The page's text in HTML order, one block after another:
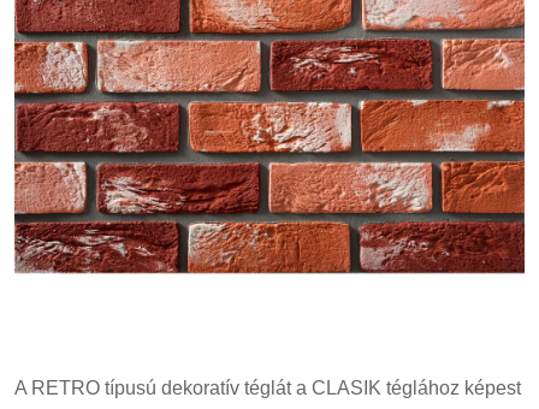
A RETRO típusú dekoratív téglát a CLASIK téglához képest